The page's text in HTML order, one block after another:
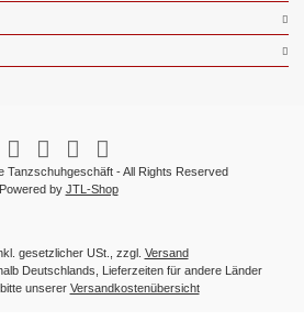
Tanzschuhgeschäft - All Rights Reserved
Powered by JTL-Shop
gesetzlicher USt., zzgl. Versand
Deutschlands, Lieferzeiten für andere Länder
unserer Versandkostenübersicht